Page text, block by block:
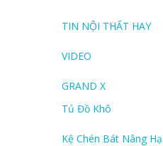
TIN NỘI THẤT HAY
VIDEO
GRAND X
Tủ Đồ Khô
Kệ Chén Bát Nâng Hạ